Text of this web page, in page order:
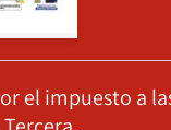
el impuesto a